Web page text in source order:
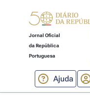
Jornal Oficial
da República
Portuguesa
Ajuda